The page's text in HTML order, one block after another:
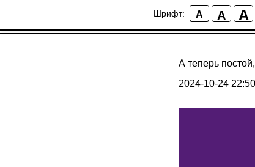
Шрифт: A A A
А теперь
2024-10-24 22:50